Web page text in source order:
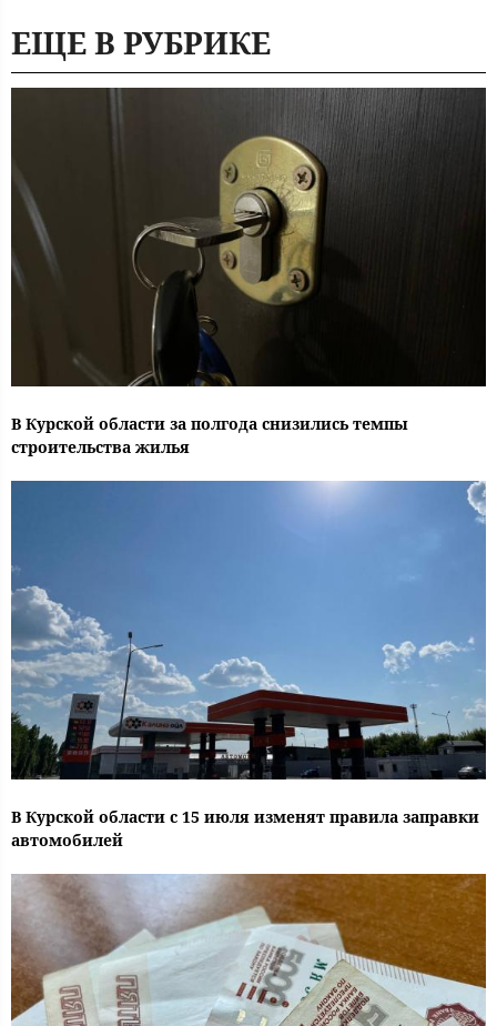
ЕЩЕ В РУБРИКЕ
В Курской области за полгода снизились темпы
строительства жилья
В Курской области с 15 июля изменят правила заправки
автомобилей